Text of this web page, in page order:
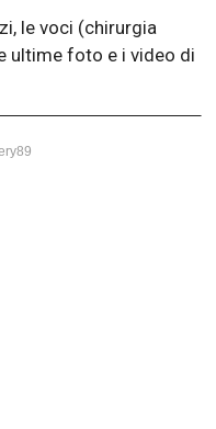
le voci (chirurgia
ultime foto e i video di